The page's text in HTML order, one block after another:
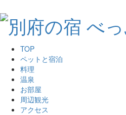
TOP
ペットと宿泊
料理
温泉
お部屋
周辺観光
アクセス